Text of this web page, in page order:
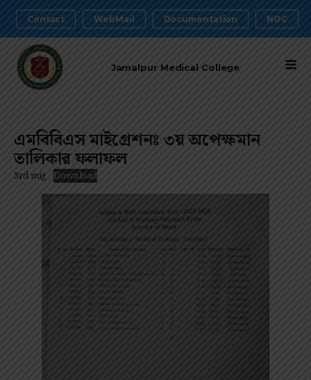
Contact WebMail Documentation NOC
Jamalpur Medical College
এমবিবিএস মাইগ্রেশনঃ ৩য় অপেক্ষমান
তালিকার ফলাফল
3rd mig Download